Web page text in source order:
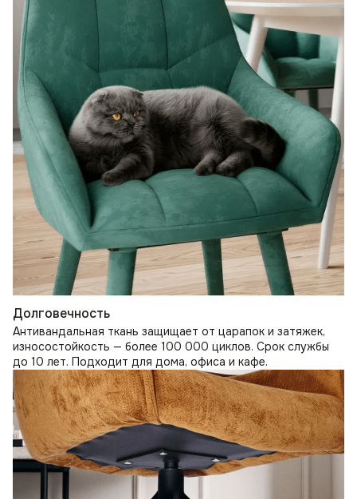
Долговечность
Антивандальная ткань защищает от царапок и затяжек,
износостойкость — более 100 000 циклов. Срок службы
до 10 лет. Подходит для дома, офиса и кафе.